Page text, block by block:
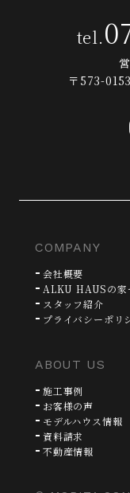
tel.
〒573-
COMPANY
会社概要
ALKU HAUSの家
スタッフ紹介
プライバシーポリ
ABOUT US
施工事例
お客様の声
モデルハウス情報
資料請求
不動産情報